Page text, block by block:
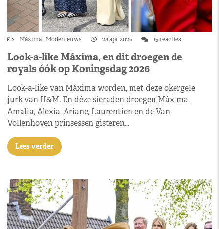
Máxima Modenieuws 28 apr 2026 15 reacties
Look-a-like Máxima, en dit droegen de
royals óók op Koningsdag 2026
Look-a-like van Máxima worden, met deze okergele
jurk van H&M. En déze sieraden droegen Máxima,
Amalia, Alexia, Ariane, Laurentien en de Van
Vollenhoven prinsessen gisteren…
Lees verder